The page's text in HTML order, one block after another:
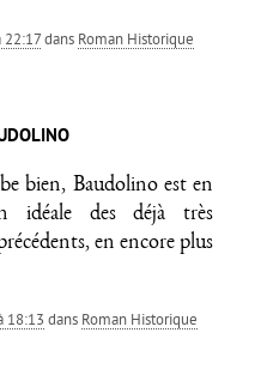
22:17dans Roman Historique
bien, Baudolino est en
idéale des déjà très
en encore plus
18:13 dans Roman Historique